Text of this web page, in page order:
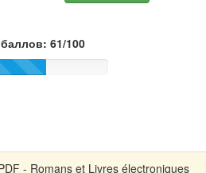
61/100
- Romans et Livres électroniques